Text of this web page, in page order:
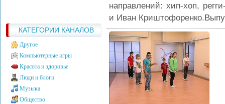
КАТЕГОРИИ КАНАЛОВ
Другое
Компьютерные игры
Красота и здоровье
Люди и блоги
Музыка
Общество
направлений: хип-хоп,
и Иван